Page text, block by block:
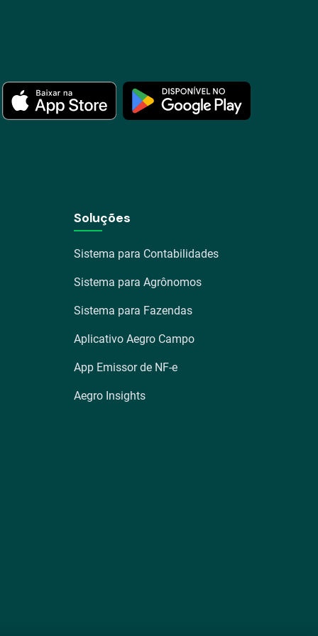
Soluções
Sistema para Contabilidades
Sistema para Agrônomos
Sistema para Fazendas
Aplicativo Aegro Campo
App Emissor de NF-e
Aegro Insights